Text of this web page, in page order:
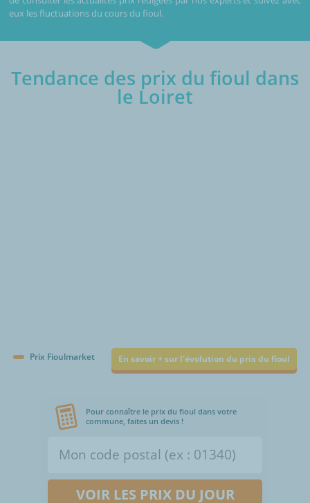
eux les fluctuations du cours du fioul.
Tendance des prix du fioul dans
le Loiret
Prix Fioulmarket En savoir + sur l'évolution du prix du fioul
Pour connaître le prix du fioul dans votre
commune, faites un devis !
VOIR LES PRIX DU JOUR